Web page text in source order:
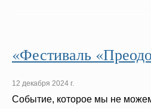
«Фестиваль
12 декабря 2024 г.
Событие, которое мы не